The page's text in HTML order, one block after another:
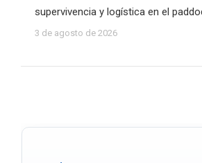
supervivencia y logística en el
3 de agosto de 2026